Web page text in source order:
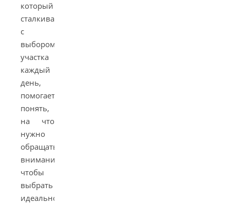
который
сталкивается
с
выбором
участка
каждый
день,
помогает
понять,
на что
нужно
обращать
внимание,
чтобы
выбрать
идеальное